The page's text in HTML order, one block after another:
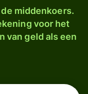
middenkoers.
voor het
van geld als een